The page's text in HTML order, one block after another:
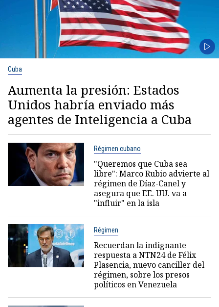
Cuba
Aumenta la presión: Estados
Unidos habría enviado más
agentes de Inteligencia a Cuba
Régimen cubano
"Queremos que Cuba sea
libre": Marco Rubio advierte al
régimen de Díaz-Canel y
asegura que EE. UU. va a
"influir" en la isla
Régimen
Recuerdan la indignante
respuesta a NTN24 de Félix
Plasencia, nuevo canciller del
régimen, sobre los presos
políticos en Venezuela